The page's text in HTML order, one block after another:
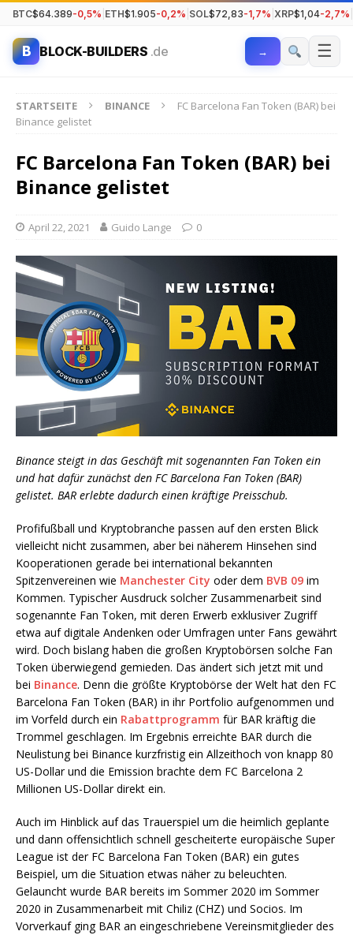
BTC$64.389-0,5% ETH$1.905-0,2% SOL$72,83-1,7% XRP$1,04-2,7%
B BLOCK-BUILDERS .de → ☰
STARTSEITE BINANCE
FC Barcelona Fan Token (BAR) bei
Binance gelistet
FC Barcelona Fan Token (BAR) bei
Binance gelistet
April 22, 2021 Guido Lange 0
Binance steigt in das Geschäft mit sogenannten Fan Token ein
und hat dafür zunächst den FC Barcelona Fan Token (BAR)
gelistet. BAR erlebte dadurch einen kräftige Preisschub.
Profifußball und Kryptobranche passen auf den ersten Blick
vielleicht nicht zusammen, aber bei näherem Hinsehen sind
Kooperationen gerade bei international bekannten
Spitzenvereinen wie Manchester City oder dem BVB 09 im
Kommen. Typischer Ausdruck solcher Zusammenarbeit sind
sogenannte Fan Token, mit deren Erwerb exklusiver Zugriff
etwa auf digitale Andenken oder Umfragen unter Fans gewährt
wird. Doch bislang haben die großen Kryptobörsen solche Fan
Token überwiegend gemieden. Das ändert sich jetzt mit und
bei Binance. Denn die größte Kryptobörse der Welt hat den FC
Barcelona Fan Token (BAR) in ihr Portfolio aufgenommen und
im Vorfeld durch ein Rabattprogramm für BAR kräftig die
Trommel geschlagen. Im Ergebnis erreichte BAR durch die
Neulistung bei Binance kurzfristig ein Allzeithoch von knapp 80
US-Dollar und die Emission brachte dem FC Barcelona 2
Millionen US-Dollar direkt ein.
Auch im Hinblick auf das Trauerspiel um die heimlich geplante
und dann offensichtlich schnell gescheiterte europäische Super
League ist der FC Barcelona Fan Token (BAR) ein gutes
Beispiel, um die Situation etwas näher zu beleuchten.
Gelauncht wurde BAR bereits im Sommer 2020 im Sommer
2020 in Zusammenarbeit mit Chiliz (CHZ) und Socios. Im
Vorverkauf ging BAR an eingeschriebene Vereinsmitglieder des